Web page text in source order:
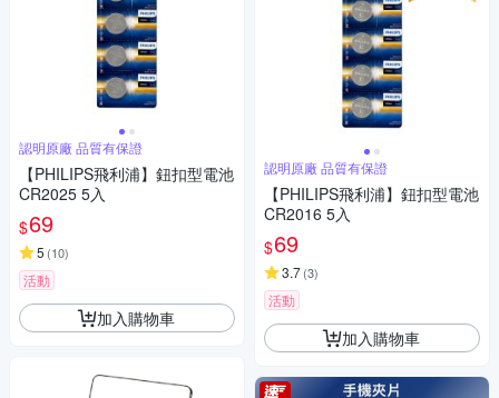
認明原廠 品質有保證
【PHILIPS飛利浦】鈕扣型電池
CR2025 5入
$69
5 (10)
活動
加入購物車
認明原廠 品質有保證
【PHILIPS飛利浦】鈕扣型電池
CR2016 5入
$69
3.7(3)
活動
加入購物車